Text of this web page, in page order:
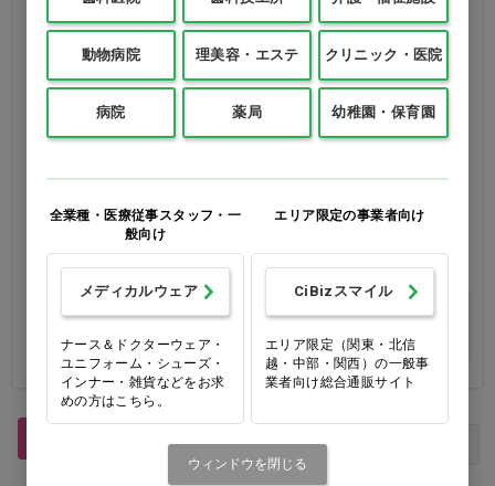
ひのき…他
1本(150mL)
価格：ログイン後表示
バリエーションを見
る
コロン ピュアホワイト…他
1本(1000mL)
価格：ログイン後表示
バリエーションを見
る
前へ 次へ
動物病院 理美容・エステ クリニック・医院
病院 薬局 幼稚園・保育園
全業種・医療従事スタッフ・一
般向け
メディカルウェア
ナース＆ドクターウェア・
ユニフォーム・シューズ・
インナー・雑貨などをお求
めの方はこちら。
エリア限定の事業者向け
CiBizスマイル
エリア限定（関東・北信
越・中部・関西）の一般事
業者向け総合通販サイト
ウィンドウを閉じる